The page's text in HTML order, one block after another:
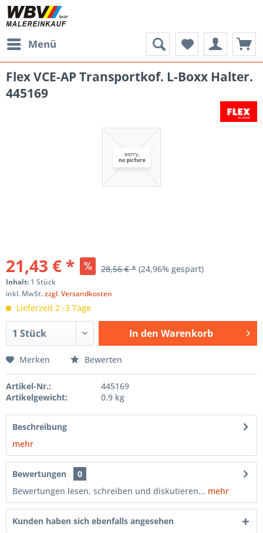
Menü
Flex VCE-AP Transportkof. L-Boxx Halter.
445169
21,43 € * 28,56 € * (24,96% gespart)
Inhalt: 1 Stück
inkl. MwSt.zzgl. Versandkosten
Lieferzeit 2 -3 Tage
In den Warenkorb
Merken Bewerten
Artikel-Nr.:
445169
Artikelgewicht:
0.9 kg
Beschreibung
mehr
Bewertungen
0
Bewertungen lesen, schreiben und diskutieren... mehr
Kunden haben sich ebenfalls angesehen